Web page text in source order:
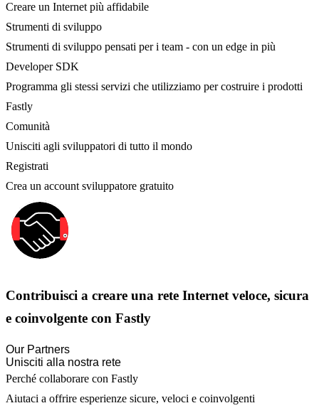
Creare un Internet più affidabile
Strumenti di sviluppo
Strumenti di sviluppo pensati per i team - con un edge in più
Developer SDK
Programma gli stessi servizi che utilizziamo per costruire i prodotti
Fastly
Comunità
Unisciti agli sviluppatori di tutto il mondo
Registrati
Crea un account sviluppatore gratuito
Contribuisci a creare una rete Internet veloce, sicura
e coinvolgente con Fastly
Our Partners
Unisciti alla nostra rete
Perché collaborare con Fastly
Aiutaci a offrire esperienze sicure, veloci e coinvolgenti